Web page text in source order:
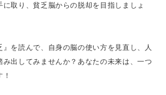
取り、貧乏脳からの脱却を目指しましょ
を読んで、自身の脳の使い方を見直し、人
出してみませんか？あなたの未来は、一つ